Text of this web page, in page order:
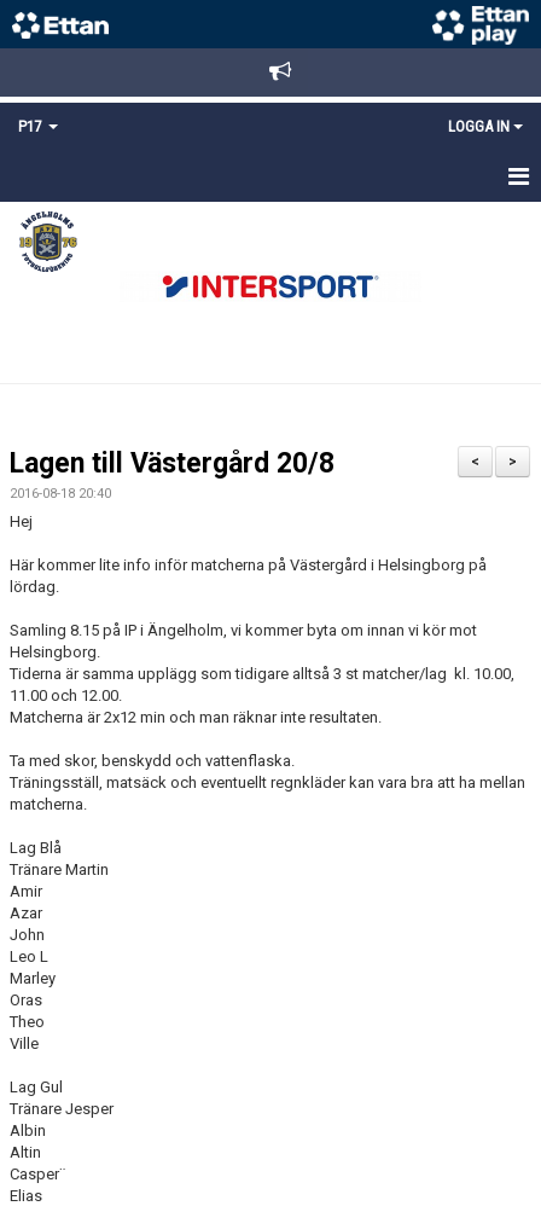
P17 LOGGA IN
HEM
NYHETER
DOKUMENT
KONTAKT
>
<
Lagen till Västergård 20/8
2016-08-18 20:40
Hej
Här kommer lite info inför matcherna på Västergård i Helsingborg på
lördag.
Samling 8.15 på IP i Ängelholm, vi kommer byta om innan vi kör mot
Helsingborg.
Tiderna är samma upplägg som tidigare alltså 3 st matcher/lag kl. 10.00,
11.00 och 12.00.
Matcherna är 2x12 min och man räknar inte resultaten.
Ta med skor, benskydd och vattenflaska.
Träningsställ, matsäck och eventuellt regnkläder kan vara bra att ha mellan
matcherna.
Lag Blå
Tränare Martin
Amir
Azar
John
Leo L
Marley
Oras
Theo
Ville
Lag Gul
Tränare Jesper
Albin
Altin
Casper¨
Elias